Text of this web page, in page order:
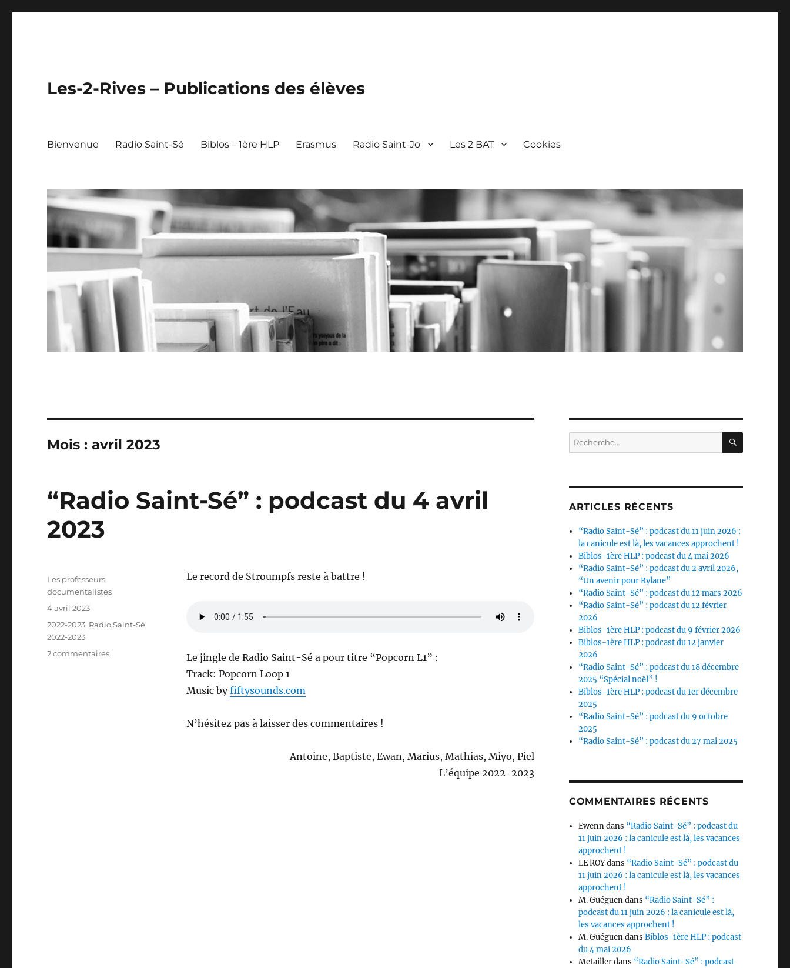
Les-2-Rives – Publications des élèves
Bienvenue Radio Saint-Sé Biblos – 1ère HLP Erasmus Radio Saint-Jo Les 2 BAT Cookies
Mois :avril 2023
“Radio Saint-Sé” : podcast du 4 avril
2023
Le record de Stroumpfs reste à battre !
Le jingle de Radio Saint-Sé a pour titre “Popcorn L1” :
Track: Popcorn Loop 1
Music byfiftysounds.com
N’hésitez pas à laisser des commentaires !
Antoine, Baptiste, Ewan, Marius, Mathias, Miyo, Piel
L’équipe 2022-2023
Auteur
Les professeurs
documentalistes
Publié
4 avril 2023
Catégories
2022-2023, Radio Saint-Sé
2022-2023
2 commentairessur
Recherche
pour :
ARTICLES RÉCENTS
“Radio Saint-Sé” : podcast du 11 juin 2026 :
la canicule est là, les vacances approchent !
Biblos-1ère HLP : podcast du 4 mai 2026
“Radio Saint-Sé” : podcast du 2 avril 2026,
“Un avenir pour Rylane”
“Radio Saint-Sé” : podcast du 12 mars 2026
“Radio Saint-Sé” : podcast du 12 février
2026
Biblos-1ère HLP : podcast du 9 février 2026
Biblos-1ère HLP : podcast du 12 janvier
2026
“Radio Saint-Sé” : podcast du 18 décembre
2025 “Spécial noël” !
Biblos-1ère HLP : podcast du 1er décembre
2025
“Radio Saint-Sé” : podcast du 9 octobre
2025
“Radio Saint-Sé” : podcast du 27 mai 2025
COMMENTAIRES RÉCENTS
Ewenndans “Radio Saint-Sé” : podcast du
11 juin 2026 : la canicule est là, les vacances
approchent !
LE ROYdans “Radio Saint-Sé” : podcast du
11 juin 2026 : la canicule est là, les vacances
approchent !
M. Guéguendans “Radio Saint-Sé” :
podcast du 11 juin 2026 : la canicule est là,
les vacances approchent !
M. GuéguendansBiblos-1ère HLP : podcast
du 4 mai 2026
Metaillerdans “Radio Saint-Sé” : podcast